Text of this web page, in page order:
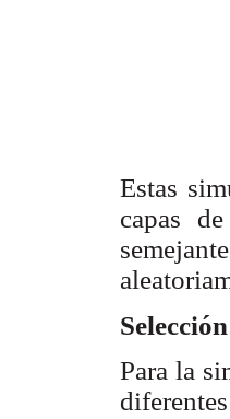
Estas
capas
Para la